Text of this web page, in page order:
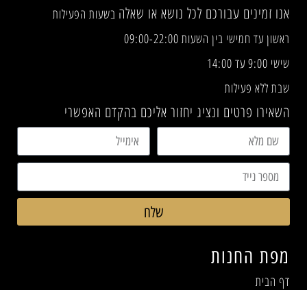
מפת החנות
דף הבית
אנו זמינים עבורכם לכל נושא או שאלה בשעות הפעילות
ראשון עד חמישי בין השעות 09:00-22:00
שישי 9:00 עד 14:00
שבת ללא פעילות
השאירו פרטים ונציג יחזור אליכם בהקדם האפשרי
שלח